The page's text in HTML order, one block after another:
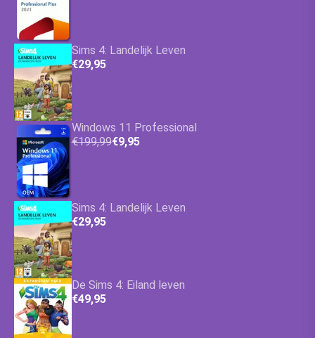
Sims 4: Landelijk Leven
€29,95
Windows 11 Professional
€199,99€9,95
Sims 4: Landelijk Leven
€29,95
De Sims 4: Eiland leven
€49,95